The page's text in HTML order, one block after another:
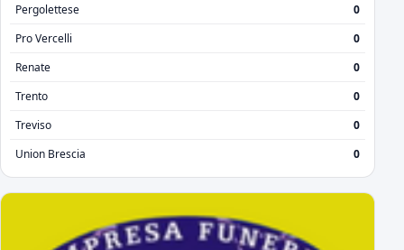
Pergolettese
0
Pro Vercelli
0
Renate
0
Trento
0
Treviso
0
Union Brescia
0